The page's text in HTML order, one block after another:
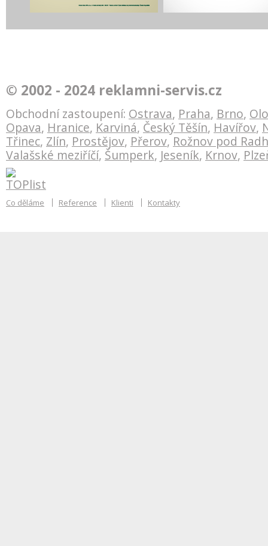
Vektorový model těžby plynu
Green Gas DPB
Bankovní technika
redesign logotypu
© 2002 - 2024 reklamni-servis.cz
Obchodní zastoupení: Ostrava, Praha, Brno,
Opava, Hranice, Karviná, Český Těšín, Havířov,
Třinec, Zlín, Prostějov, Přerov, Rožnov pod
Valašské meziříčí, Šumperk, Jeseník, Krnov,
Co děláme Reference Klienti Kontakty